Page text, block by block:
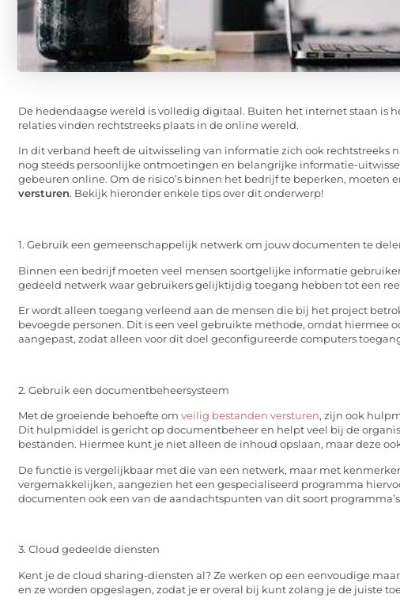
De hedendaagse wereld is volledig digitaal. Buiten het internet staan is
relaties vinden rechtstreeks plaats in de online wereld.
In dit verband heeft de uitwisseling van informatie zich ook
nog steeds persoonlijke ontmoetingen en belangrijke informatie-
gebeuren online. Om de risico’s binnen het bedrijf te beperken, moeten
versturen. Bekijk hieronder enkele tips over dit onderwerp!
1. Gebruik een gemeenschappelijk netwerk om jouw documenten te
Binnen een bedrijf moeten veel mensen soortgelijke informatie
gedeeld netwerk waar gebruikers gelijktijdig toegang hebben tot een
Er wordt alleen toegang verleend aan de mensen die bij het project
bevoegde personen. Dit is een veel gebruikte methode, omdat hiermee
aangepast, zodat alleen voor dit doel geconfigureerde computers
2. Gebruik een documentbeheersysteem
Met de groeiende behoefte om veilig bestanden versturen, zijn ook
Dit hulpmiddel is gericht op documentbeheer en helpt veel bij de
bestanden. Hiermee kunt je niet alleen de inhoud opslaan, maar deze
De functie is vergelijkbaar met die van een netwerk, maar met
vergemakkelijken, aangezien het een gespecialiseerd programma
documenten ook een van de aandachtspunten van dit soort
3. Cloud gedeelde diensten
Kent je de cloud sharing-diensten al? Ze werken op een eenvoudige
en ze worden opgeslagen, zodat je er overal bij kunt zolang je de juiste